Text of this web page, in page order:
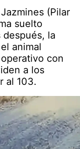
(Pilar
suelto
después, la
animal
con
a los
al 103.